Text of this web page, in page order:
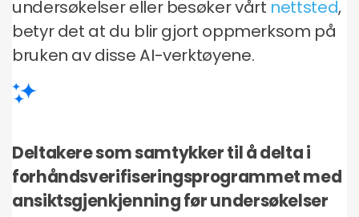
undersøkelser eller besøker vårt nettsted,
betyr det at du blir gjort oppmerksom på
bruken av disse AI-verktøyene.
Deltakere som samtykker til å delta i
forhåndsverifiseringsprogrammet med
ansiktsgjenkjenning før undersøkelser